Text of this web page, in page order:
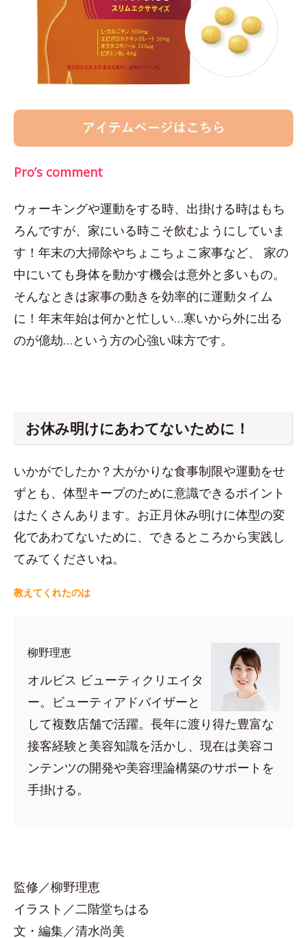
Pro’s comment
ウォーキングや運動をする時、出掛ける時はもち
ろんですが、家にいる時こそ飲むようにしていま
す！年末の大掃除やちょこちょこ家事など、 家の
中にいても身体を動かす機会は意外と多いもの。
そんなときは家事の動きを効率的に運動タイム
に！年末年始は何かと忙しい…寒いから外に出る
のが億劫…という方の心強い味方です。
お休み明けにあわてないために！
いかがでしたか？大がかりな食事制限や運動をせ
ずとも、体型キープのために意識できるポイント
はたくさんあります。お正月休み明けに体型の変
化であわてないために、できるところから実践し
てみてくださいね。
教えてくれたのは
柳野理恵
オルビス ビューティクリエイタ
ー。ビューティアドバイザーと
して複数店舗で活躍。長年に渡り得た豊富な
接客経験と美容知識を活かし、現在は美容コ
ンテンツの開発や美容理論構築のサポートを
手掛ける。
監修／柳野理恵
イラスト／二階堂ちはる
文・編集／清水尚美